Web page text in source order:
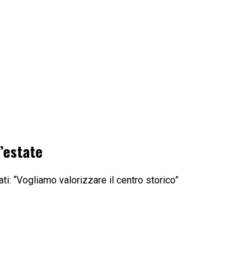
“Vogliamo valorizzare il centro storico”